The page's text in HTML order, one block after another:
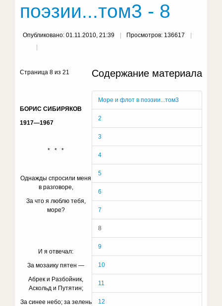
поэзии...том3 - 8
Опубликовано: 01.11.2010, 21:39 Просмотров: 136617
Содержание материала
Море и флот в поэзии...том3
2
3
4
5
6
7
8
9
10
11
12
Страница 8 из 21
БОРИС СИБИРЯКОВ
1917—1967
* * *
Однажды спросили меня
в разговоре,
За что я люблю тебя,
море?
И я отвечал:
За мозаику пятен —
Абрек и Разбойник,
Аскольд и Путятин;
За синее небо; за зелень